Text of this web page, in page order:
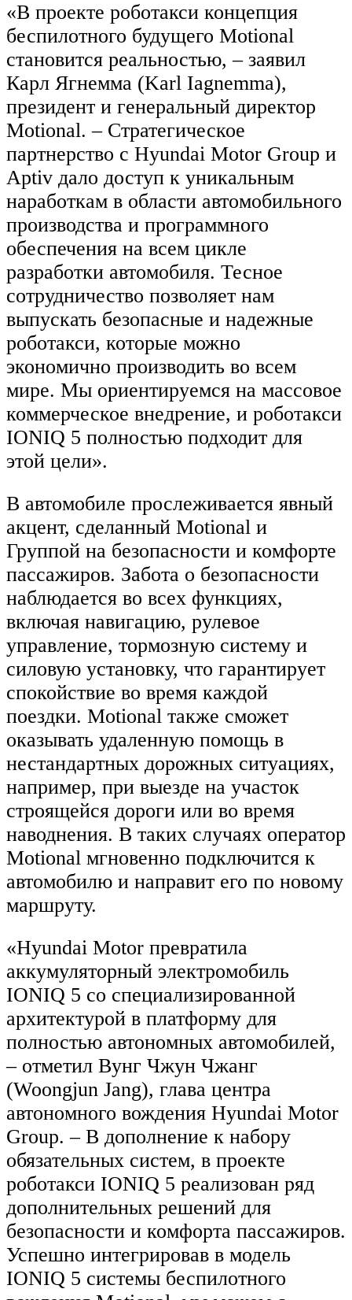
«В проекте роботакси концепция
беспилотного будущего Motional
становится реальностью, – заявил
Карл Ягнемма (Karl Iagnemma),
президент и генеральный директор
Motional. – Стратегическое
партнерство с Hyundai Motor Group и
Aptiv дало доступ к уникальным
наработкам в области автомобильного
производства и программного
обеспечения на всем цикле
разработки автомобиля. Тесное
сотрудничество позволяет нам
выпускать безопасные и надежные
роботакси, которые можно
экономично производить во всем
мире. Мы ориентируемся на массовое
коммерческое внедрение, и роботакси
IONIQ 5 полностью подходит для
этой цели».
В автомобиле прослеживается явный
акцент, сделанный Motional и
Группой на безопасности и комфорте
пассажиров. Забота о безопасности
наблюдается во всех функциях,
включая навигацию, рулевое
управление, тормозную систему и
силовую установку, что гарантирует
спокойствие во время каждой
поездки. Motional также сможет
оказывать удаленную помощь в
нестандартных дорожных ситуациях,
например, при выезде на участок
строящейся дороги или во время
наводнения. В таких случаях оператор
Motional мгновенно подключится к
автомобилю и направит его по новому
маршруту.
«Hyundai Motor превратила
аккумуляторный электромобиль
IONIQ 5 со специализированной
архитектурой в платформу для
полностью автономных автомобилей,
– отметил Вунг Чжун Чжанг
(Woongjun Jang), глава центра
автономного вождения Hyundai Motor
Group. – В дополнение к набору
обязательных систем, в проекте
роботакси IONIQ 5 реализован ряд
дополнительных решений для
безопасности и комфорта пассажиров.
Успешно интегрировав в модель
IONIQ 5 системы беспилотного